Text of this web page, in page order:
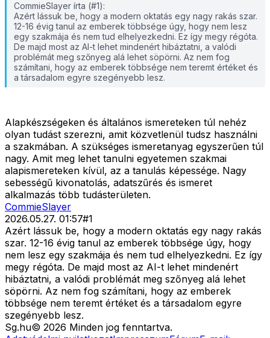
CommieSlayer írta (#1):
Azért lássuk be, hogy a modern oktatás egy nagy rakás szar.
12-16 évig tanul az emberek többsége úgy, hogy nem lesz
egy szakmája és nem tud elhelyezkedni. Ez így megy régóta.
De majd most az AI-t lehet mindenért hibáztatni, a valódi
problémát meg szőnyeg alá lehet söpörni. Az nem fog
számítani, hogy az emberek többsége nem teremt értéket és
a társadalom egyre szegényebb lesz.
Alapkészségeken és általános ismereteken túl nehéz
olyan tudást szerezni, amit közvetlenül tudsz használni
a szakmában. A szükséges ismeretanyag egyszerűen túl
nagy. Amit meg lehet tanulni egyetemen szakmai
alapismereteken kívül, az a tanulás képessége. Nagy
sebességű kivonatolás, adatszűrés és ismeret
alkalmazás több tudásterületen.
CommieSlayer
2026.05.27. 01:57#1
Azért lássuk be, hogy a modern oktatás egy nagy rakás
szar. 12-16 évig tanul az emberek többsége úgy, hogy
nem lesz egy szakmája és nem tud elhelyezkedni. Ez így
megy régóta. De majd most az AI-t lehet mindenért
hibáztatni, a valódi problémát meg szőnyeg alá lehet
söpörni. Az nem fog számítani, hogy az emberek
többsége nem teremt értéket és a társadalom egyre
szegényebb lesz.
Sg.hu© 2026 Minden jog fenntartva.